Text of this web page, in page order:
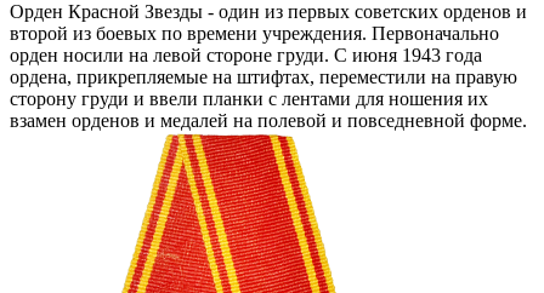
Орден Красной Звезды - один из первых советских орденов и
второй из боевых по времени учреждения. Первоначально
орден носили на левой стороне груди. С июня 1943 года
ордена, прикрепляемые на штифтах, переместили на правую
сторону груди и ввели планки с лентами для ношения их
взамен орденов и медалей на полевой и повседневной форме.